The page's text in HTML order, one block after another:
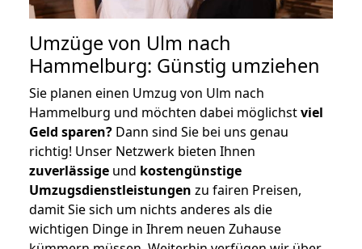
Umzüge von Ulm nach
Hammelburg: Günstig umziehen
Sie planen einen Umzug von Ulm nach
Hammelburg und möchten dabei möglichstviel
Geld sparen? Dann sind Sie bei uns genau
richtig! Unser Netzwerk bieten Ihnen
zuverlässige und kostengünstige
Umzugsdienstleistungen zu fairen Preisen,
damit Sie sich um nichts anderes als die
wichtigen Dinge in Ihrem neuen Zuhause